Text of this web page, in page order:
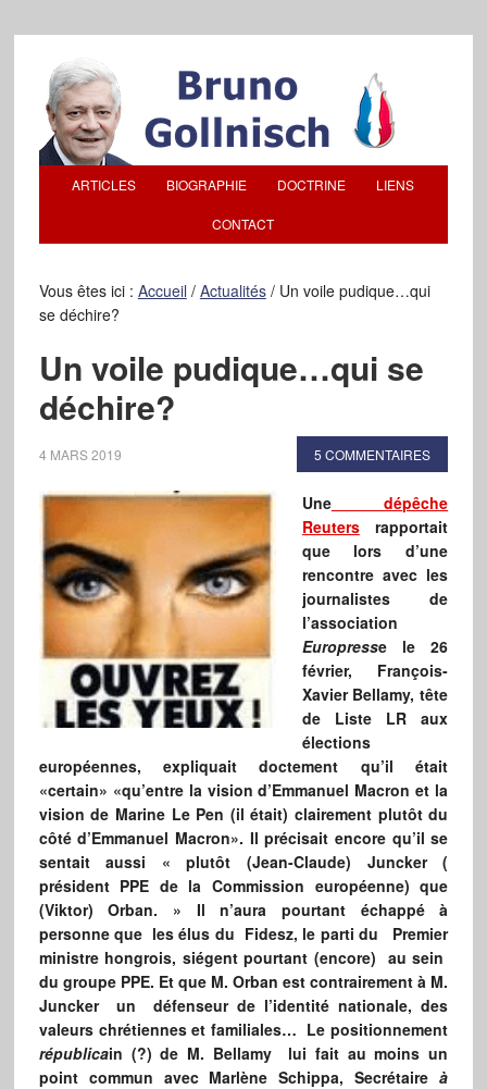
ARTICLES BIOGRAPHIE DOCTRINE LIENS
CONTACT
Vous êtes ici : Accueil / Actualités /Un voile pudique…qui
se déchire?
Un voile pudique…qui se
déchire?
4 MARS 2019 5 COMMENTAIRES
Unedépêche
Reutersrapportait
que lors d’une
rencontre avec les
journalistes de
l’association
Europresse le 26
février, François-
Xavier Bellamy, tête
de Liste LR aux
élections
européennes, expliquait doctement qu’il était
«certain» «qu’entre la vision d’Emmanuel Macron et la
vision de Marine Le Pen (il était) clairement plutôt du
côté d’Emmanuel Macron». Il précisait encore qu’il se
sentait aussi « plutôt (Jean-Claude) Juncker (
président PPE de la Commission européenne) que
(Viktor) Orban. » Il n’aura pourtant échappé à
personne que les élus du Fidesz, le parti du Premier
ministre hongrois, siégent pourtant (encore) au sein
du groupe PPE. Et que M. Orban est contrairement à M.
Juncker un défenseur de l’identité nationale, des
valeurs chrétiennes et familiales… Le positionnement
républicain (?) de M. Bellamy lui fait au moins un
point commun avec Marlène Schippa, Secrétaireà